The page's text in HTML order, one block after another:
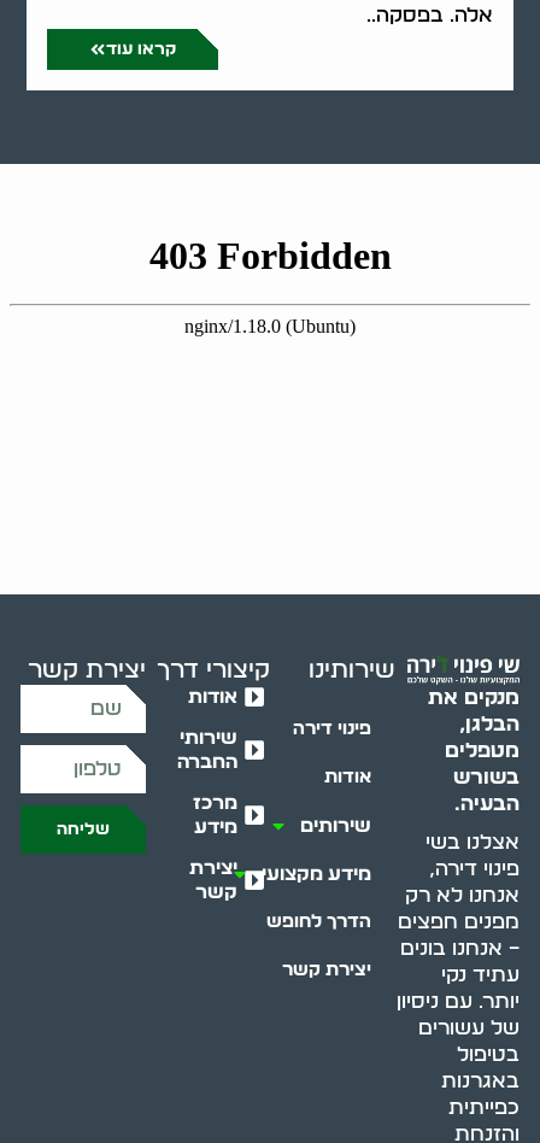
אלה. בפסקה..
קראו עוד
מנקים את
הבלגן,
מטפלים
בשורש
הבעיה.
אצלנו בשי
פינוי דירה,
אנחנו לא רק
מפנים חפצים
– אנחנו בונים
עתיד נקי
יותר. עם ניסיון
של עשורים
בטיפול
באגרנות
כפייתית
והזנחת
שירותינו
פינוי דירה
אודות
שירותים
מידע מקצועי
הדרך לחופש
יצירת קשר
קיצורי דרך
אודות
שירותי
החברה
מרכז
מידע
יצירת
קשר
יצירת קשר
שליחה